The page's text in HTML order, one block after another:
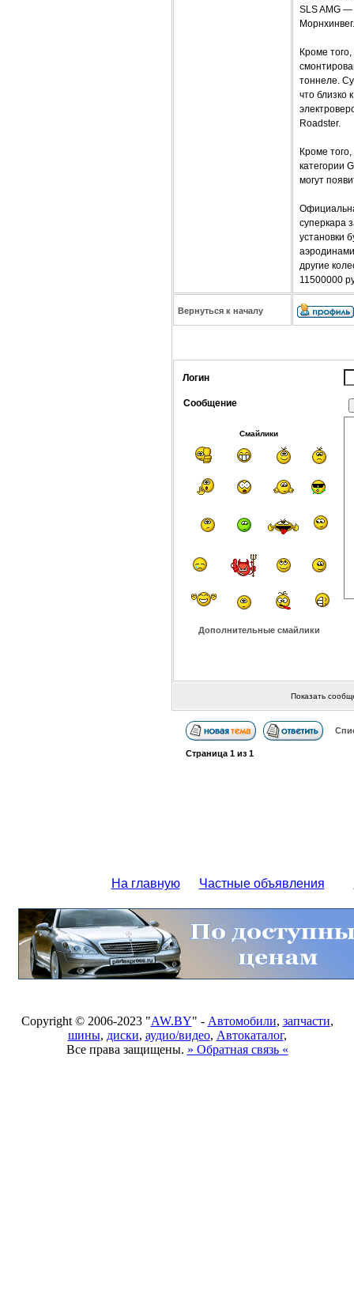
SLS AMG —
Кроме
тоннеле.
что близко
Roadster.
Кроме
категории
могут
суперкара
установки
другие
11500000
Вернуться к началу
Логин
Сообщение
Смайлики
Дополнительные смайлики
Показать
Страница 1из 1
На главную Частные объявления
Copyright © 2006-2023 "AW.BY" - Автомобили, запчасти,
шины, диски, аудио/видео, Автокаталог,
Все права защищены. » Обратная связь «